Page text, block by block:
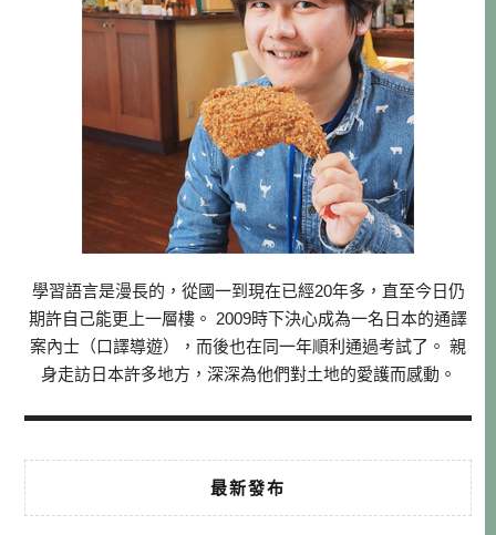
學習語言是漫長的，從國一到現在已經20年多，直至今日仍
期許自己能更上一層樓。 2009時下決心成為一名日本的通譯
案內士（口譯導遊），而後也在同一年順利通過考試了。 親
身走訪日本許多地方，深深為他們對土地的愛護而感動。
最新發布